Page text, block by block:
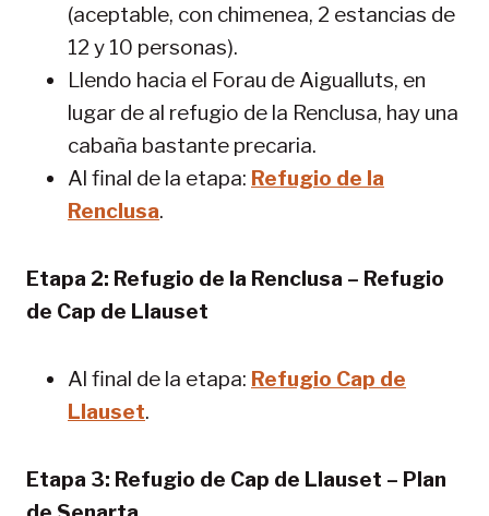
(aceptable, con chimenea, 2 estancias de
12 y 10 personas).
Llendo hacia el Forau de Aigualluts, en
lugar de al refugio de la Renclusa, hay una
cabaña bastante precaria.
Al final de la etapa: Refugio de la
Renclusa.
Etapa 2: Refugio de la Renclusa – Refugio
de Cap de Llauset
Al final de la etapa: Refugio Cap de
Llauset.
Etapa 3: Refugio de Cap de Llauset – Plan